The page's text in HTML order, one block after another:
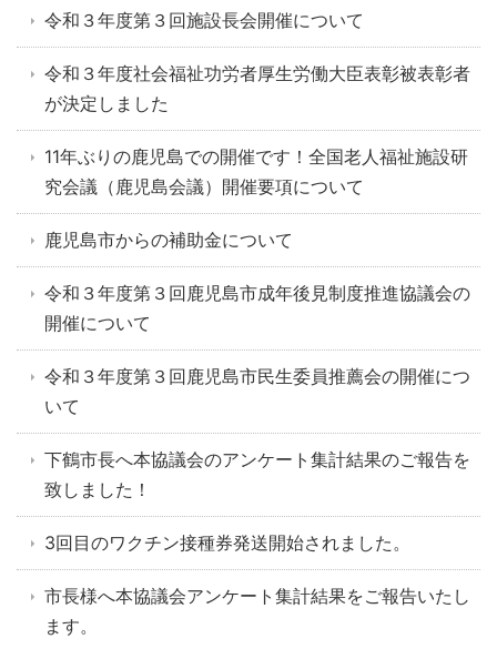
令和３年度第３回施設長会開催について
令和３年度社会福祉功労者厚生労働大臣表彰被表彰者
が決定しました
11年ぶりの鹿児島での開催です！全国老人福祉施設研
究会議（鹿児島会議）開催要項について
鹿児島市からの補助金について
令和３年度第３回鹿児島市成年後見制度推進協議会の
開催について
令和３年度第３回鹿児島市民生委員推薦会の開催につ
いて
下鶴市長へ本協議会のアンケート集計結果のご報告を
致しました！
3回目のワクチン接種券発送開始されました。
市長様へ本協議会アンケート集計結果をご報告いたし
ます。